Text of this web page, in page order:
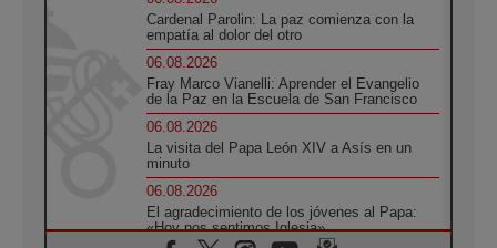
Cardenal Parolin: La paz comienza con la
empatía al dolor del otro
06.08.2026
Fray Marco Vianelli: Aprender el Evangelio
de la Paz en la Escuela de San Francisco
06.08.2026
La visita del Papa León XIV a Asís en un
minuto
06.08.2026
El agradecimiento de los jóvenes al Papa:
«Hoy nos sentimos Iglesia»